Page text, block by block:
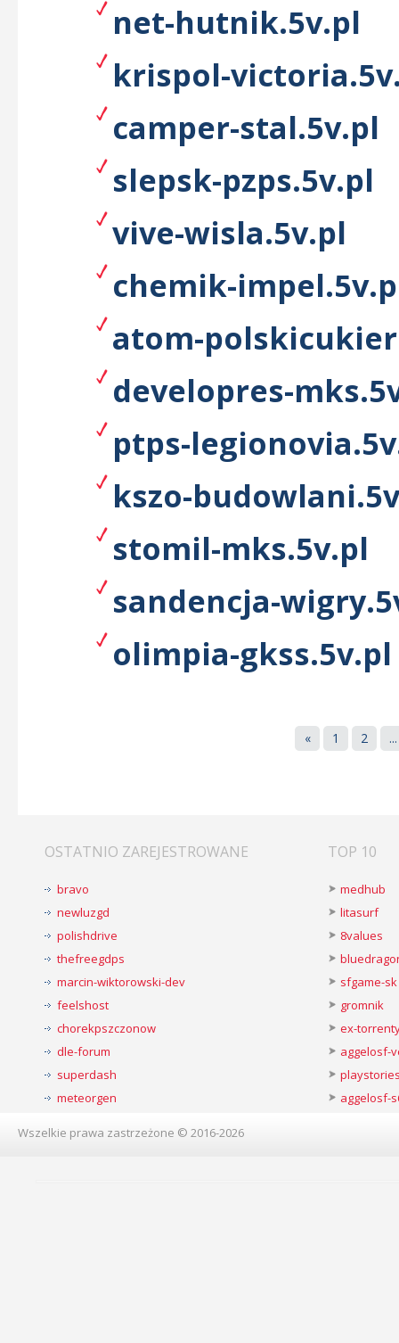
net-hutnik.5v.pl
krispol-
camper-stal.5v.pl
slepsk-pzps.5v.pl
vive-wisla.5v.pl
chemik-
atom-
developres-
ptps-
kszo-
stomil-mks.5v.pl
sandencja-
olimpia-gkss.5v.pl
« 1 2 ...
OSTATNIO ZAREJESTROWANE
bravo
newluzgd
polishdrive
thefreegdps
marcin-wiktorowski-dev
feelshost
chorekpszczonow
dle-forum
superdash
meteorgen
TOP 10
medhub
litasurf
8values
sfgame-sk
gromnik
ex-
aggelosf-
aggelosf-
Wszelkie prawa zastrzeżone © 2016-2026